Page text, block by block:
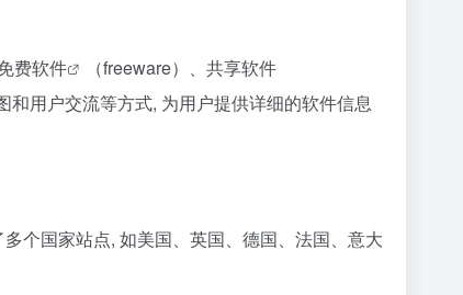
费软件
（freeware）、共享软件
和用户交流等方式, 为用户提供详细的软件信息
个国家站点, 如美国、英国、德国、法国、意大